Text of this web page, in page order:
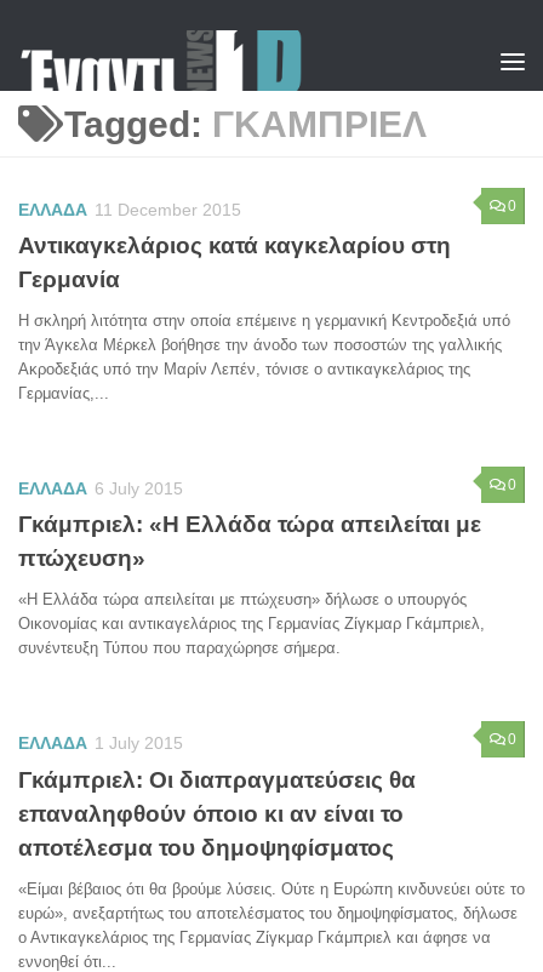
Tagged: ΓΚΑΜΠΡΙΕΛ
0
ΕΛΛΑΔΑ 11 December 2015
Αντικαγκελάριος κατά καγκελαρίου στη
Γερμανία
Η σκληρή λιτότητα στην οποία επέμεινε η γερμανική Κεντροδεξιά υπό
την Άγκελα Μέρκελ βοήθησε την άνοδο των ποσοστών της γαλλικής
Ακροδεξιάς υπό την Μαρίν Λεπέν, τόνισε ο αντικαγκελάριος της
Γερμανίας,...
0
ΕΛΛΑΔΑ 6 July 2015
Γκάμπριελ: «Η Ελλάδα τώρα απειλείται με
πτώχευση»
«Η Ελλάδα τώρα απειλείται με πτώχευση» δήλωσε ο υπουργός
Οικονομίας και αντικαγελάριος της Γερμανίας Ζίγκμαρ Γκάμπριελ,
συνέντευξη Τύπου που παραχώρησε σήμερα.
0
ΕΛΛΑΔΑ 1 July 2015
Γκάμπριελ: Οι διαπραγματεύσεις θα
επαναληφθούν όποιο κι αν είναι το
αποτέλεσμα του δημοψηφίσματος
«Είμαι βέβαιος ότι θα βρούμε λύσεις. Ούτε η Ευρώπη κινδυνεύει ούτε το
ευρώ», ανεξαρτήτως του αποτελέσματος του δημοψηφίσματος, δήλωσε
ο Αντικαγκελάριος της Γερμανίας Ζίγκμαρ Γκάμπριελ και άφησε να
εννοηθεί ότι...